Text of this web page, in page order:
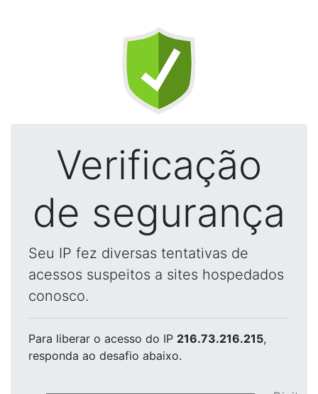
Verificação
de segurança
Seu IP fez diversas tentativas de
acessos suspeitos a sites hospedados
conosco.
Para liberar o acesso do IP 216.73.216.215,
responda ao desafio abaixo.